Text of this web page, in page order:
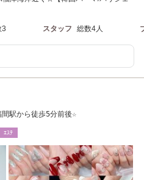
3 スタッフ 総数4人
駅から徒歩5分前後☆
ｴｽﾃ